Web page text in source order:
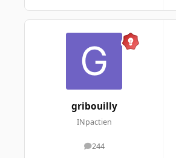
gribouilly
INpactien
244
messages